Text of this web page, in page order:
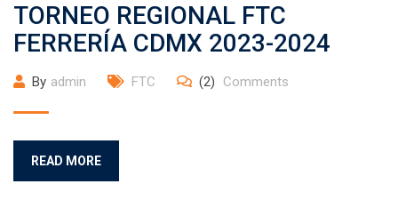
TORNEO REGIONAL FTC
FERRERÍA CDMX 2023-2024
By admin FTC (2) Comments
READ MORE